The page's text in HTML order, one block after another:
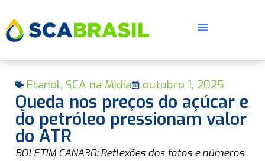
Etanol, SCA na Mìdia outubro 1, 2025
Queda nos preços do açúcar e
do petróleo pressionam valor
do ATR
BOLETIM CANA30: Reflexões dos fatos e números